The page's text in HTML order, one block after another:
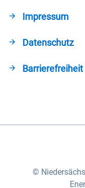
Impressum
Datenschutz
Barrierefreiheit